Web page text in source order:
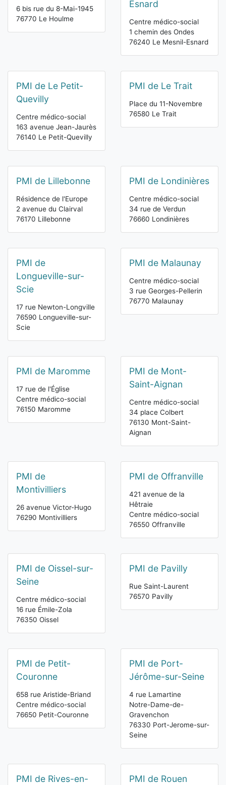
6 bis rue du 8-Mai-1945
76770 Le Houlme
Esnard
Centre médico-social
1 chemin des Ondes
76240 Le Mesnil-Esnard
PMI de Le Petit-
Quevilly
Centre médico-social
163 avenue Jean-Jaurès
76140 Le Petit-Quevilly
PMI de Le Trait
Place du 11-Novembre
76580 Le Trait
PMI de Lillebonne
Résidence de l'Europe
2 avenue du Clairval
76170 Lillebonne
PMI de Londinières
Centre médico-social
34 rue de Verdun
76660 Londinières
PMI de
Longueville-sur-
Scie
17 rue Newton-Longville
76590 Longueville-sur-
Scie
PMI de Malaunay
Centre médico-social
3 rue Georges-Pellerin
76770 Malaunay
PMI de Maromme
17 rue de l'Église
Centre médico-social
76150 Maromme
PMI de Mont-
Saint-Aignan
Centre médico-social
34 place Colbert
76130 Mont-Saint-
Aignan
PMI de
Montivilliers
26 avenue Victor-Hugo
76290 Montivilliers
PMI de Offranville
421 avenue de la
Hêtraie
Centre médico-social
76550 Offranville
PMI de Oissel-sur-
Seine
Centre médico-social
16 rue Émile-Zola
76350 Oissel
PMI de Pavilly
Rue Saint-Laurent
76570 Pavilly
PMI de Petit-
Couronne
658 rue Aristide-Briand
Centre médico-social
76650 Petit-Couronne
PMI de Port-
Jérôme-sur-Seine
4 rue Lamartine
Notre-Dame-de-
Gravenchon
76330 Port-Jerome-sur-
Seine
PMI de Rives-en-
PMI de Rouen